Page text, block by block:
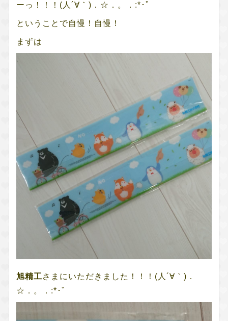
ーっ！！！(人´∀｀)．☆．。．:*･ﾟ
ということで自慢！自慢！
まずは
旭精工さまにいただきました！！！(人´∀｀)．
☆．。．:*･ﾟ